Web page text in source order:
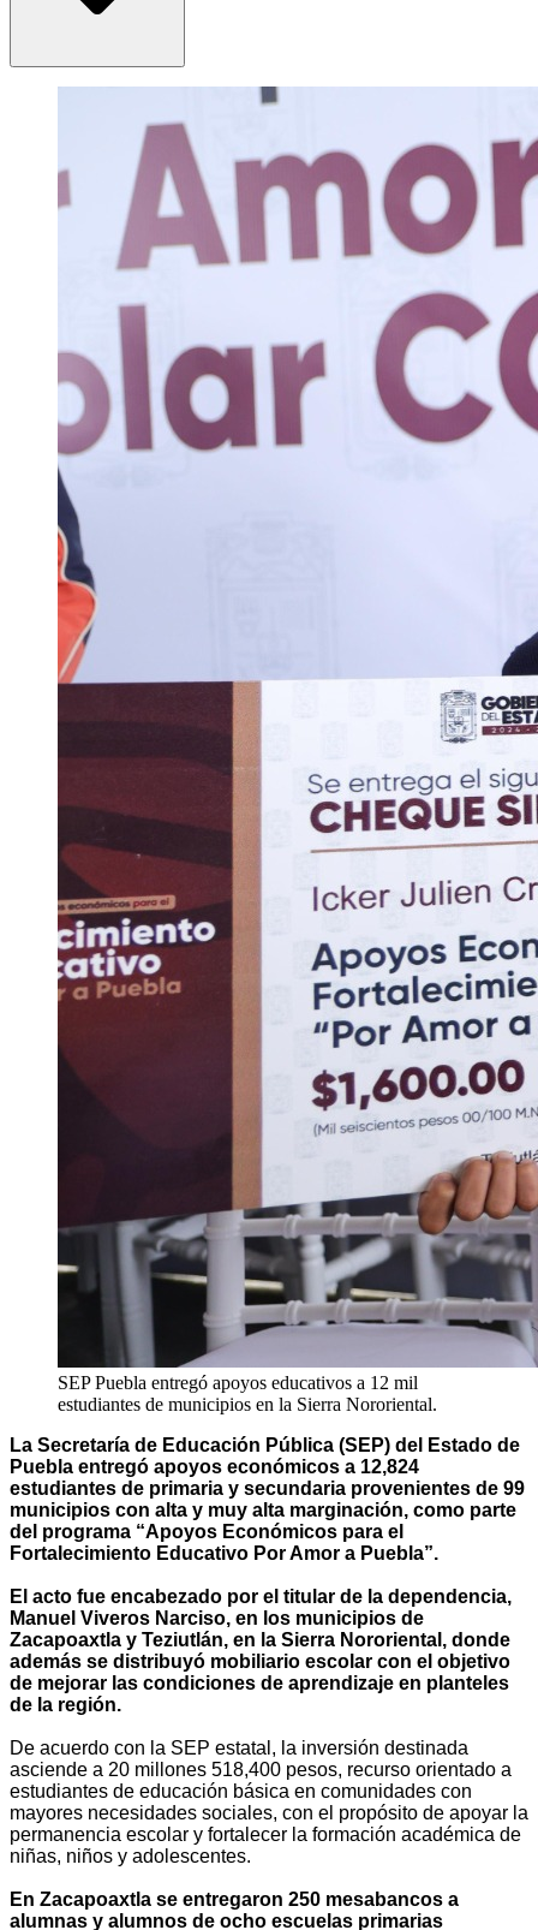
SEP Puebla entregó apoyos educativos a 12 mil
estudiantes de municipios en la Sierra Nororiental.
La Secretaría de Educación Pública (SEP) del Estado de
Puebla entregó apoyos económicos a 12,824
estudiantes de primaria y secundaria provenientes de 99
municipios con alta y muy alta marginación, como parte
del programa “Apoyos Económicos para el
Fortalecimiento Educativo Por Amor a Puebla”.
El acto fue encabezado por el titular de la dependencia,
Manuel Viveros Narciso, en los municipios de
Zacapoaxtla y Teziutlán, en la Sierra Nororiental, donde
además se distribuyó mobiliario escolar con el objetivo
de mejorar las condiciones de aprendizaje en planteles
de la región.
De acuerdo con la SEP estatal, la inversión destinada
asciende a 20 millones 518,400 pesos, recurso orientado a
estudiantes de educación básica en comunidades con
mayores necesidades sociales, con el propósito de apoyar la
permanencia escolar y fortalecer la formación académica de
niñas, niños y adolescentes.
En Zacapoaxtla se entregaron 250 mesabancos a
alumnas y alumnos de ocho escuelas primarias